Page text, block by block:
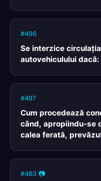
#496
Se interzice
autovehiculului dacă:
#497
Cum procedează
când, apropiindu-se
calea ferată,
intermitent-
#483 📷